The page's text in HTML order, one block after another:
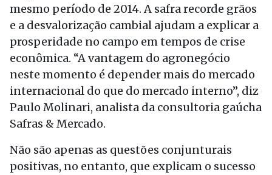
mesmo período de 2014. A safra recorde grãos
e a desvalorização cambial ajudam a explicar a
prosperidade no campo em tempos de crise
econômica. “A vantagem do agronegócio
neste momento é depender mais do mercado
internacional do que do mercado interno”, diz
Paulo Molinari, analista da consultoria gaúcha
Safras & Mercado.
Não são apenas as questões conjunturais
positivas, no entanto, que explicam o sucesso